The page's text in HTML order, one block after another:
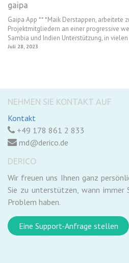
gaipa
Gaipa App ** *Maik Derstappen, arbeitete
Projektmitgliedern an einer progressive
Sambia und Indien Unterstützung, in
Juli 28, 2023
NEHMEN SIE KONTAKT AUF
Kontakt
+49 178 861 2 833
md@derico.de
DERICO
Wir freuen uns Ihnen ganz
Sie zu unterstützen, wann immer
Problem haben.
Eine Support-Anfrage stellen